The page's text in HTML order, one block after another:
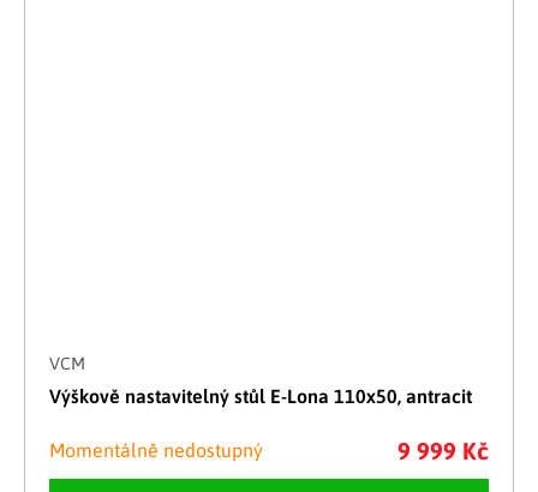
VCM
Výškově nastavitelný stůl E-Lona 110x50, antracit
Momentálně nedostupný 9 999 Kč